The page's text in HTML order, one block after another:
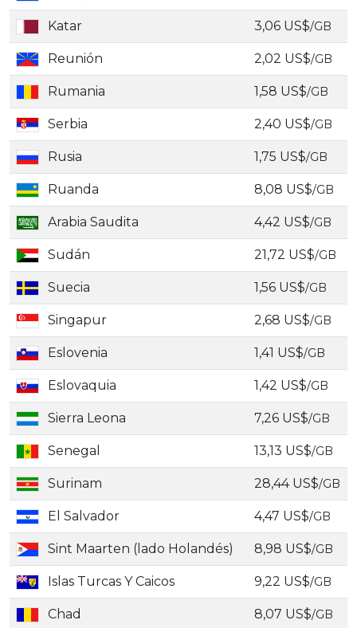
Katar 3,06 US$/GB
Reunión 2,02 US$/GB
Rumania 1,58 US$/GB
Serbia 2,40 US$/GB
Rusia 1,75 US$/GB
Ruanda 8,08 US$/GB
Arabia Saudita 4,42 US$/GB
Sudán 21,72 US$/GB
Suecia 1,56 US$/GB
Singapur 2,68 US$/GB
Eslovenia 1,41 US$/GB
Eslovaquia 1,42 US$/GB
Sierra Leona 7,26 US$/GB
Senegal 13,13 US$/GB
Surinam 28,44 US$/GB
El Salvador 4,47 US$/GB
Sint Maarten (lado Holandés) 8,98 US$/GB
Islas Turcas Y Caicos 9,22 US$/GB
Chad 8,07 US$/GB